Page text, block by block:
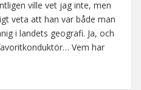
ville vet jag inte, men
veta att han var både man
i landets geografi. Ja, och
Vem har